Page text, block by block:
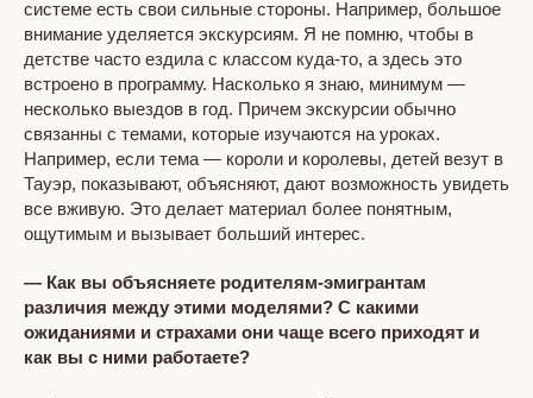
системе есть свои сильные стороны. Например, большое
внимание уделяется экскурсиям. Я не помню, чтобы в
детстве часто ездила с классом куда-то, а здесь это
встроено в программу. Насколько я знаю, минимум —
несколько выездов в год. Причем экскурсии обычно
связанны с темами, которые изучаются на уроках.
Например, если тема — короли и королевы, детей везут в
Тауэр, показывают, объясняют, дают возможность увидеть
все вживую. Это делает материал более понятным,
ощутимым и вызывает больший интерес.
— Как вы объясняете родителям-эмигрантам
различия между этими моделями? С какими
ожиданиями и страхами они чаще всего приходят и
как вы с ними работаете?